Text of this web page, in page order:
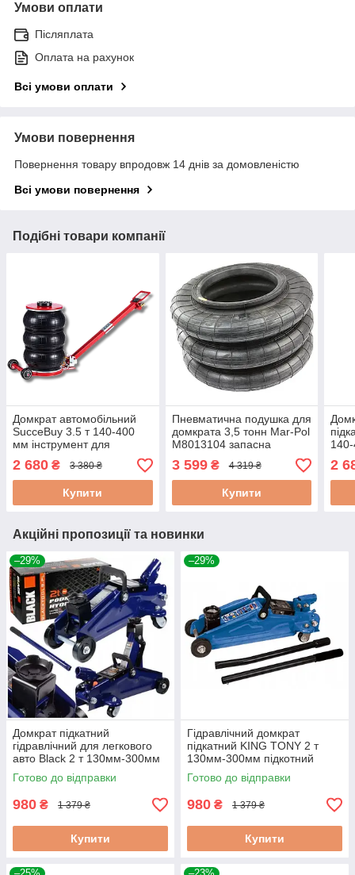
Умови оплати
Післяплата
Оплата на рахунок
Всі умови оплати
Умови повернення
Повернення товару впродовж 14 днів за домовленістю
Всі умови повернення
Подібні товари компанії
Домкрат автомобільний
SucceBuy 3.5 т 140-400
мм інструмент для
майстрів механіків та
автосервісів
2 680 ₴ 3 380 ₴
Купити
Пневматична подушка для
домкрата 3,5 тонн Mar-Pol
M8013104 запасна
повітряна подушка під
домкрат
3 599₴ 4 319 ₴
Купити
2
Акційні пропозиції та новинки
–29%
Домкрат підкатний
гідравлічний для легкового
авто Black 2 т 130мм-300мм
гідравлічний домкрат
підкатний
Готово до відправки
980 ₴ 1 379 ₴
Купити
–29%
Гідравлічний домкрат
підкатний KING TONY 2 т
130мм-300мм підкотний
домкрат із гідравлічним
приводом
Готово до відправки
980 ₴ 1 379 ₴
Купити